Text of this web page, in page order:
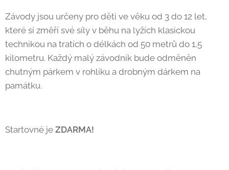
Závody jsou určeny pro děti ve věku od 3 do 12 let,
které si změří své síly v běhu na lyžích klasickou
technikou na tratích o délkách od 50 metrů do 1,5
kilometru. Každý malý závodník bude odměněn
chutným párkem v rohlíku a drobným dárkem na
památku.
Startovné je ZDARMA!